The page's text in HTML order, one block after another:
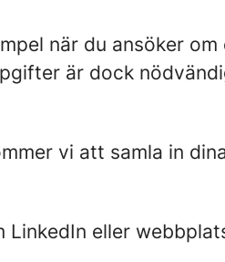
när du ansöker om
är dock
vi att samla in
eller